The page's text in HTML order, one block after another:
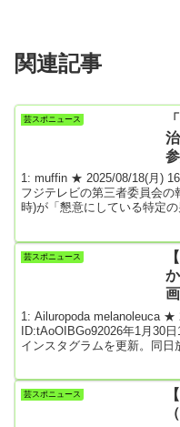
関連記事
芸スポニュース
1: muffin ★ 2025/08/18(月)
フジテレビの第三者委員会の
時)が「懇意にしている特定
内容を含んだものであった
述べる者もいた」という。
芸スポニュース
1: Ailuropoda melanoleuca ★
ID:tAoOIBGo92026年1月30
インスタグラムを更新。同日
にて映画『はたらく細胞』
胞」は24年12月公開の実写
芸スポニュース